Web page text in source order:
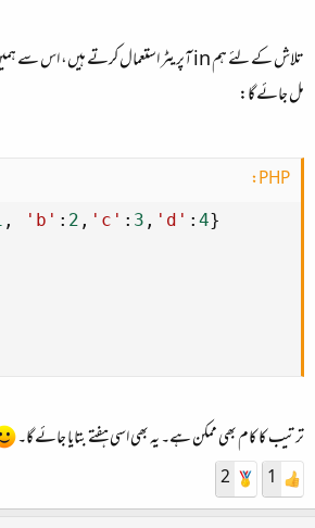
مل جائے گا:
PHP:
, 'b' : 2 , 'c' : 3 , 'd' : 4}
ترتیب کا کام بھی ممکن ہے۔ یہ بھی اسی ہفتے بتایا جائے گا۔
1
2